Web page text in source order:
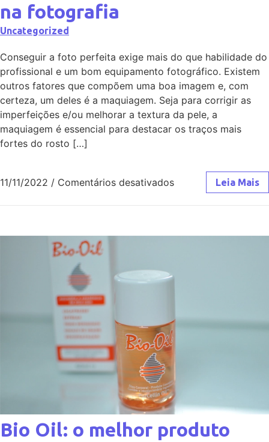
na fotografia
Uncategorized
Conseguir a foto perfeita exige mais do que habilidade do
profissional e um bom equipamento fotográfico. Existem
outros fatores que compõem uma boa imagem e, com
certeza, um deles é a maquiagem. Seja para corrigir as
imperfeições e/ou melhorar a textura da pele, a
maquiagem é essencial para destacar os traços mais
fortes do rosto […]
11/11/2022 / Comentários desativados Leia Mais
Bio Oil: o melhor produto